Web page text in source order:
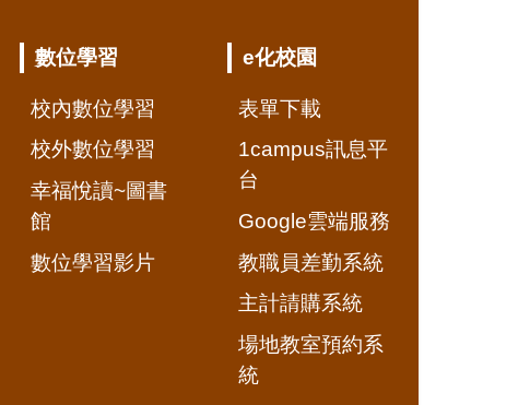
數位學習
校內數位學習
校外數位學習
幸福悅讀~圖書
館
數位學習影片
e化校園
表單下載
1campus訊息平
台
Google雲端服務
教職員差勤系統
主計請購系統
場地教室預約系
統